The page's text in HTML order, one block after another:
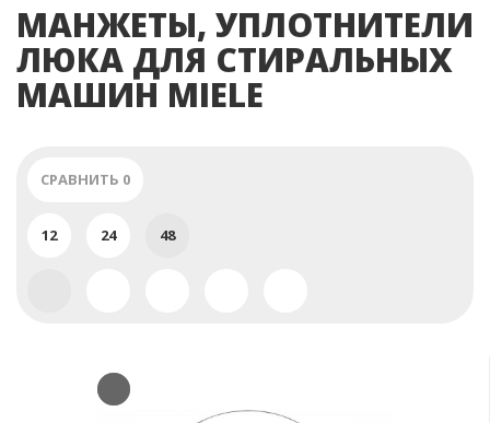
МАНЖЕТЫ, УПЛОТНИТЕЛИ
ЛЮКА ДЛЯ СТИРАЛЬНЫХ
МАШИН MIELE
СРАВНИТЬ 0
12 24 48